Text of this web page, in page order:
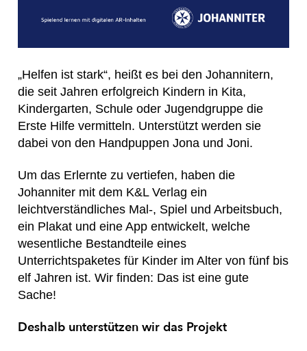
„Helfen ist stark“, heißt es bei den Johannitern,
die seit Jahren erfolgreich Kindern in Kita,
Kindergarten, Schule oder Jugendgruppe die
Erste Hilfe vermitteln. Unterstützt werden sie
dabei von den Handpuppen Jona und Joni.
Um das Erlernte zu vertiefen, haben die
Johanniter mit dem K&L Verlag ein
leichtverständliches Mal-, Spiel und Arbeitsbuch,
ein Plakat und eine App entwickelt, welche
wesentliche Bestandteile eines
Unterrichtspaketes für Kinder im Alter von fünf bis
elf Jahren ist. Wir finden: Das ist eine gute
Sache!
Deshalb unterstützen wir das Projekt